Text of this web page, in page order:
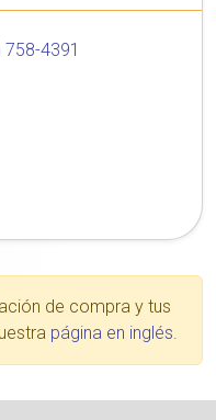
4391
de compra y tus
página en inglés.